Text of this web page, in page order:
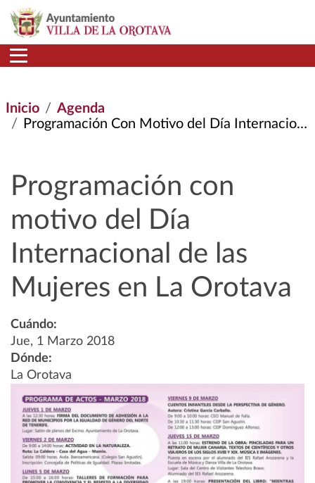
Pasar al contenido principal
Inicio
Agenda
Programación Con Motivo del Día Internacional de Las Mujeres En La Orotava
Programación con
motivo del Día
Internacional de las
Mujeres en La Orotava
Cuándo:
Jue, 1 Marzo 2018
Dónde:
La Orotava